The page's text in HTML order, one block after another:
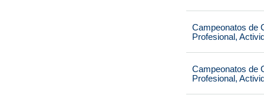
Campeonatos de
Profesional,
Campeonatos de
Profesional,